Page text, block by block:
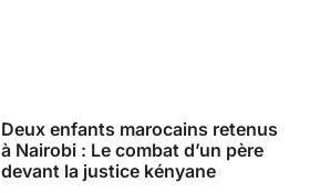
Deux enfants marocains retenus
à Nairobi : Le combat d’un père
devant la justice kényane